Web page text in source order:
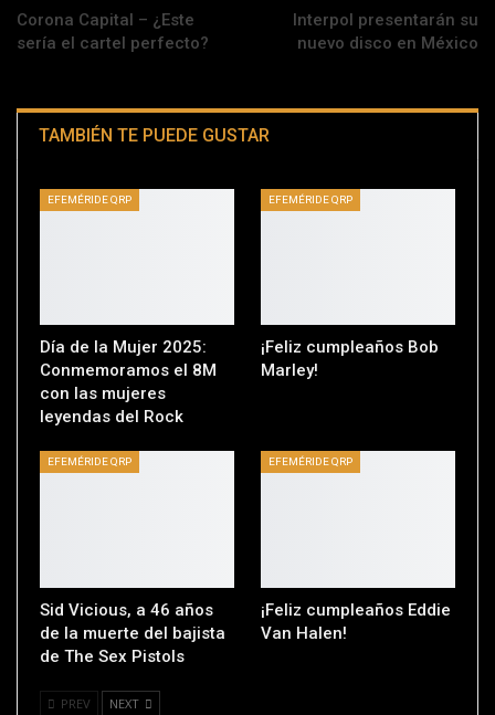
Corona Capital – ¿Este
sería el cartel perfecto?
Interpol presentarán su
nuevo disco en México
TAMBIÉN TE PUEDE GUSTAR
EFEMÉRIDE QRP
Día de la Mujer 2025:
Conmemoramos el 8M
con las mujeres
leyendas del Rock
EFEMÉRIDE QRP
¡Feliz cumpleaños Bob
Marley!
EFEMÉRIDE QRP
Sid Vicious, a 46 años
de la muerte del bajista
de The Sex Pistols
EFEMÉRIDE QRP
¡Feliz cumpleaños Eddie
Van Halen!
PREV NEXT